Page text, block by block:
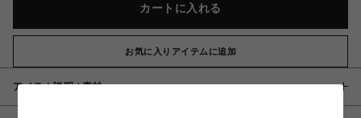
カートに入れる
お気に入りアイテムに追加
アイテム説明 / 素材